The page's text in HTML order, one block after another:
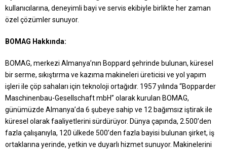
kullanıcılarına, deneyimli bayi ve servis ekibiyle birlikte her zaman
özel çözümler sunuyor.
BOMAG Hakkında:
BOMAG, merkezi Almanya’nın Boppard şehrinde bulunan, küresel
bir serme, sıkıştırma ve kazıma makineleri üreticisi ve yol yapım
işleri ile çöp sahaları için teknoloji ortağıdır. 1957 yılında “Bopparder
Maschinenbau-Gesellschaft mbH” olarak kurulan BOMAG,
günümüzde Almanya’da 6 şubeye sahip ve 12 bağımsız iştirak ile
küresel olarak faaliyetlerini sürdürüyor. Dünya çapında, 2.500’den
fazla çalışanıyla, 120 ülkede 500’den fazla bayisi bulunan şirket, iş
ortaklarına yerinde, yetkin ve duyarlı hizmet sunuyor. Makinelerini